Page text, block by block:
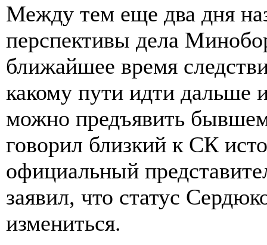
Между тем еще два дня
перспективы дела
ближайшее время
какому пути идти дальше
можно предъявить
говорил близкий к СК
официальный
заявил, что статус
измениться.